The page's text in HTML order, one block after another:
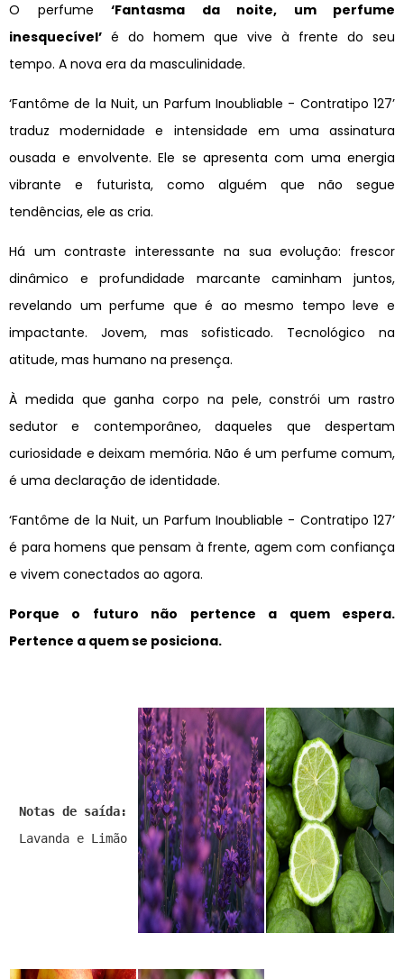
O perfume ‘Fantasma da noite, um perfume
inesquecível’ é do homem que vive à frente do seu
tempo. A nova era da masculinidade.
‘Fantôme de la Nuit, un Parfum Inoubliable - Contratipo 127’
traduz modernidade e intensidade em uma assinatura
ousada e envolvente. Ele se apresenta com uma energia
vibrante e futurista, como alguém que não segue
tendências, ele as cria.
Há um contraste interessante na sua evolução: frescor
dinâmico e profundidade marcante caminham juntos,
revelando um perfume que é ao mesmo tempo leve e
impactante. Jovem, mas sofisticado. Tecnológico na
atitude, mas humano na presença.
À medida que ganha corpo na pele, constrói um rastro
sedutor e contemporâneo, daqueles que despertam
curiosidade e deixam memória. Não é um perfume comum,
é uma declaração de identidade.
‘Fantôme de la Nuit, un Parfum Inoubliable - Contratipo 127’
é para homens que pensam à frente, agem com confiança
e vivem conectados ao agora.
Porque o futuro não pertence a quem espera.
Pertence a quem se posiciona.
Notas de saída:
Lavanda e Limão